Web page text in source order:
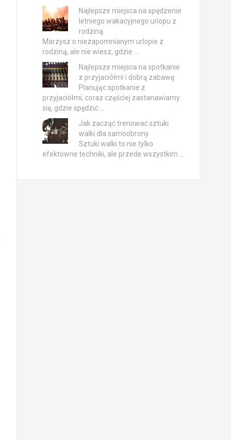
Najlepsze miejsca na spędzenie
letniego wakacyjnego urlopu z
rodziną
Marzysz o niezapomnianym urlopie z
rodziną, ale nie wiesz, gdzie …
Najlepsze miejsca na spotkanie
z przyjaciółmi i dobrą zabawę
Planując spotkanie z
przyjaciółmi, coraz częściej zastanawiamy
się, gdzie spędzić …
Jak zacząć trenować sztuki
walki dla samoobrony
Sztuki walki to nie tylko
efektowne techniki, ale przede wszystkim …